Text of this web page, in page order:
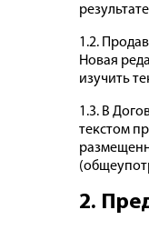
1.2.
Новая
изучить
1.3. В
текстом
2.